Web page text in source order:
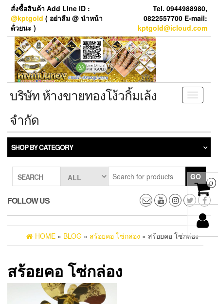
Skip
content
สั่งซื้อสินค้า Add Line ID :
@kptgold ( อย่าลืม @ นำหน้า
ด้่วยนะ )
Tel. 0944988980,
0822557700 E-mail:
kptgold@icloud.com
Toggle
บริษัท ห้างขายทองโง้วกิ้มเล้ง
จำกัด
SHOP BY CATEGORY
SEARCH GO
FOLLOW US
HOME » BLOG » สร้อยคอ โซ่กล่อง » สร้อยคอ โซ่กล่อง
สร้อยคอ โซ่กล่อง
0